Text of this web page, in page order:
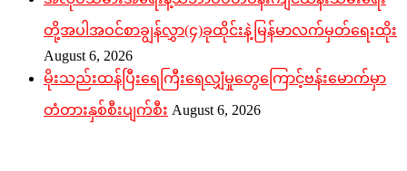
တို့အပါအဝင်စာချွန်လွှာ(၄)ခုထိုင်းနဲ့မြန်မာလက်မှတ်ရေးထိုး
August 6, 2026
မိုးသည်းထန်ပြီးရေကြီးရေလျှံမှုတွေကြောင့်ဗန်းမောက်မှာ
တံတားနှစ်စီးပျက်စီး August 6, 2026